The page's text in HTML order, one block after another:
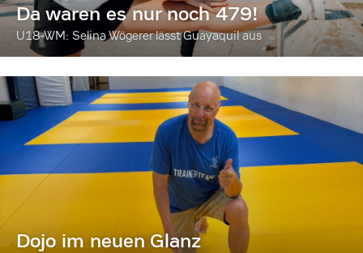
Da waren es nur noch 479!
U18-WM: Selina Wögerer lässt Guayaquil aus
Dojo im neuen Glanz